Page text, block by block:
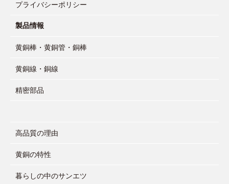
プライバシーポリシー
製品情報
黄銅棒・黄銅管・銅棒
黄銅線・銅線
精密部品
高品質の理由
黄銅の特性
暮らしの中のサンエツ